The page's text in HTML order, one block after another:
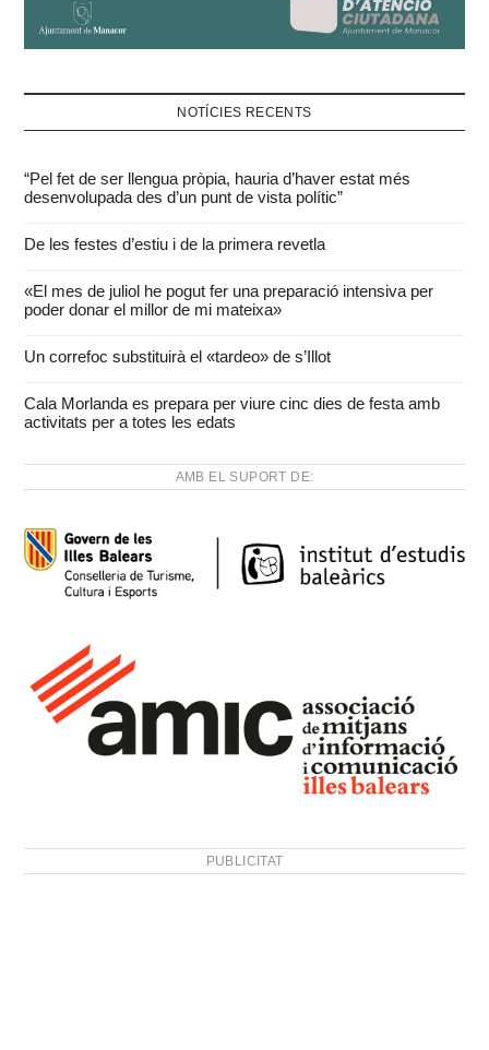
NOTÍCIES RECENTS
“Pel fet de ser llengua pròpia, hauria d’haver estat més
desenvolupada des d’un punt de vista polític”
De les festes d’estiu i de la primera revetla
«El mes de juliol he pogut fer una preparació intensiva per
poder donar el millor de mi mateixa»
Un correfoc substituirà el «tardeo» de s’Illot
Cala Morlanda es prepara per viure cinc dies de festa amb
activitats per a totes les edats
AMB EL SUPORT DE:
PUBLICITAT